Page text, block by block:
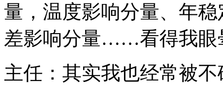
量，温度影响分量、年
差影响分量……看得我眼
主任：其实我也经常被